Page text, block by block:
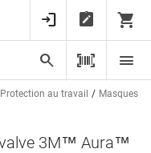
Protection au travail Masques
valve 3M™ Aura™